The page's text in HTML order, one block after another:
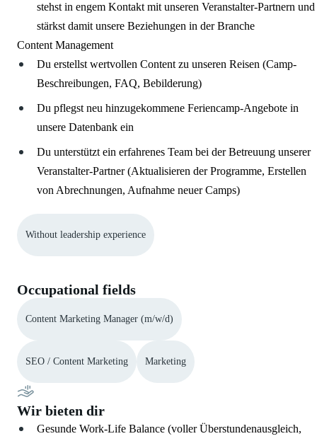
stehst in engem Kontakt mit unseren Veranstalter-Partnern und
stärkst damit unsere Beziehungen in der Branche
Content Management
Du erstellst wertvollen Content zu unseren Reisen (Camp-
Beschreibungen, FAQ, Bebilderung)
Du pflegst neu hinzugekommene Feriencamp-Angebote in
unsere Datenbank ein
Du unterstützt ein erfahrenes Team bei der Betreuung unserer
Veranstalter-Partner (Aktualisieren der Programme, Erstellen
von Abrechnungen, Aufnahme neuer Camps)
Without leadership experience
Occupational fields
Content Marketing Manager (m/w/d)
SEO / Content Marketing Marketing
Wir bieten dir
Gesunde Work-Life Balance (voller Überstundenausgleich,